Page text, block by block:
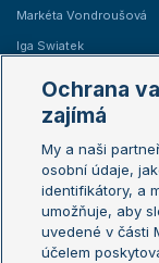
Markéta Vondroušová
Iga Swiatek
Žebříčky
Žebříček ATP (muži)
Žebříček WTA (ženy)
Sázkařský žebříček
Ochrana
zajímá
My a naši
osobní údaje,
identifikátory, a
umožňuje, aby
uvedené v části
účelem